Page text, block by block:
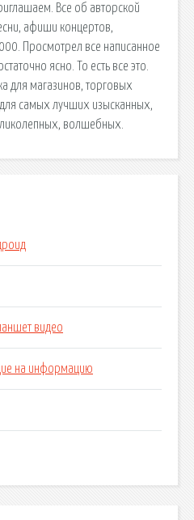
Все об авторской
афиши концертов,
Просмотрел все написанное
ясно. То есть все это.
для магазинов, торговых
самых лучших изысканных,
волшебных.
видео
на информацию